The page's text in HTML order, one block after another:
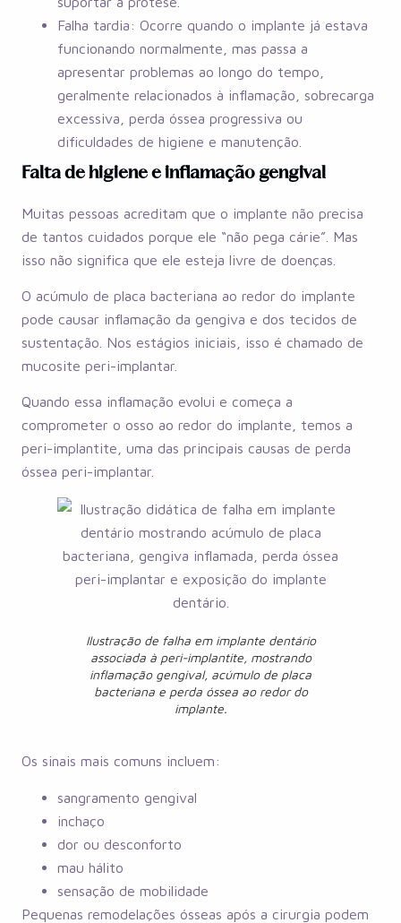
Falha tardia: Ocorre quando o implante já estava
funcionando normalmente, mas passa a
apresentar problemas ao longo do tempo,
geralmente relacionados à inflamação, sobrecarga
excessiva, perda óssea progressiva ou
dificuldades de higiene e manutenção.
Falta de higiene e inflamação gengival
Muitas pessoas acreditam que o implante não precisa
de tantos cuidados porque ele “não pega cárie”. Mas
isso não significa que ele esteja livre de doenças.
O acúmulo de placa bacteriana ao redor do implante
pode causar inflamação da gengiva e dos tecidos de
sustentação. Nos estágios iniciais, isso é chamado de
mucosite peri-implantar.
Quando essa inflamação evolui e começa a
comprometer o osso ao redor do implante, temos a
peri-implantite, uma das principais causas de perda
óssea peri-implantar.
Ilustração de falha em implante dentário
associada à peri-implantite, mostrando
inflamação gengival, acúmulo de placa
bacteriana e perda óssea ao redor do
implante.
Os sinais mais comuns incluem:
sangramento gengival
inchaço
dor ou desconforto
mau hálito
sensação de mobilidade
Pequenas remodelações ósseas após a cirurgia podem